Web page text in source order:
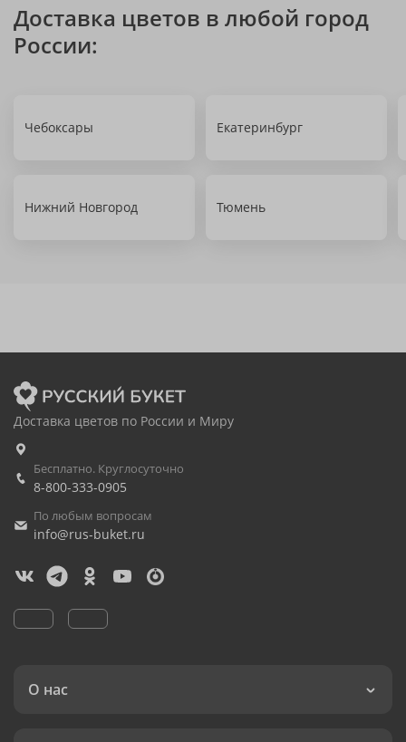
Доставка цветов в любой город
России:
Чебоксары Екатеринбург
Нижний Новгород Тюмень
Доставка цветов по России и Миру
Бесплатно. Круглосуточно
8-800-333-0905
По любым вопросам
info@rus-buket.ru
О нас